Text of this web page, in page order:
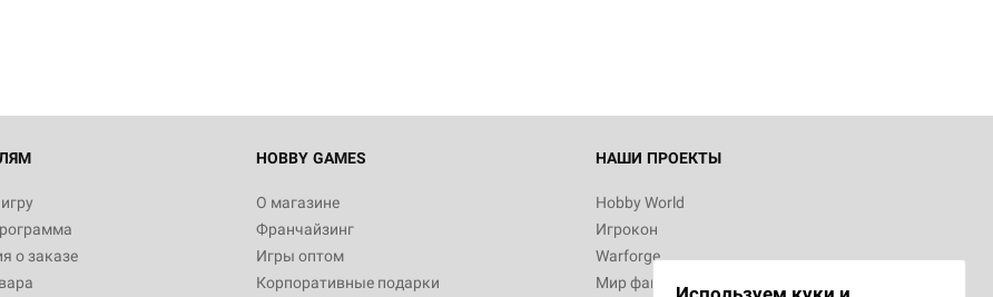
о заказе
HOBBY GAMES
О магазине
Франчайзинг
Игры оптом
Корпоративные подарки
НАШИ ПРОЕКТЫ
Hobby World
Игрокон
Warforge
Мир фантастики
Белая смерть
12 990
Настольная игра Hobby World Берсерк.